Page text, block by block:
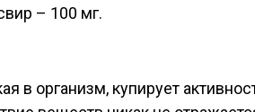
– 100 мг.
в организм, купирует